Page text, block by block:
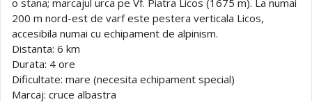
200 m nord-est de varf este pestera verticala Licos,
accesibila numai cu echipament de alpinism.
Distanta: 6 km
Durata: 4 ore
Dificultate: mare (necesita echipament special)
Marcaj: cruce albastra